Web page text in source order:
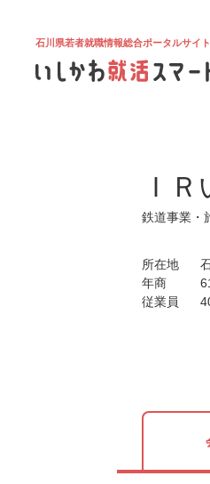
石川県若者就職情報総合ポータルサイト
Ｉ
鉄道事業・
所在地
年商
従業員